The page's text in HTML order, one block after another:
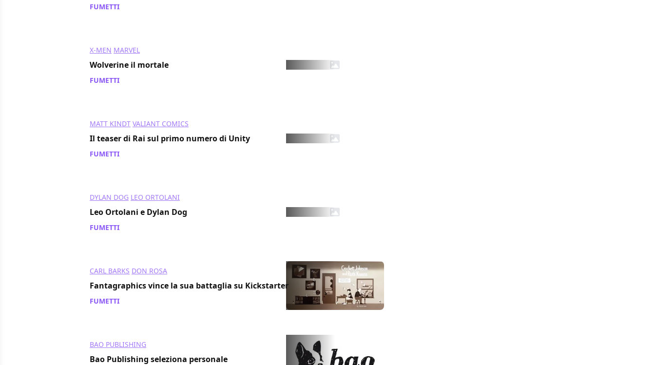
FUMETTI
X-MEN MARVEL
Wolverine il mortale
FUMETTI
MATT KINDT VALIANT COMICS
Il teaser di Rai sul primo numero di Unity
FUMETTI
DYLAN DOG LEO ORTOLANI
Leo Ortolani e Dylan Dog
FUMETTI
CARL BARKS DON ROSA
Fantagraphics vince la sua battaglia su Kickstarter
FUMETTI
BAO PUBLISHING
Bao Publishing seleziona personale